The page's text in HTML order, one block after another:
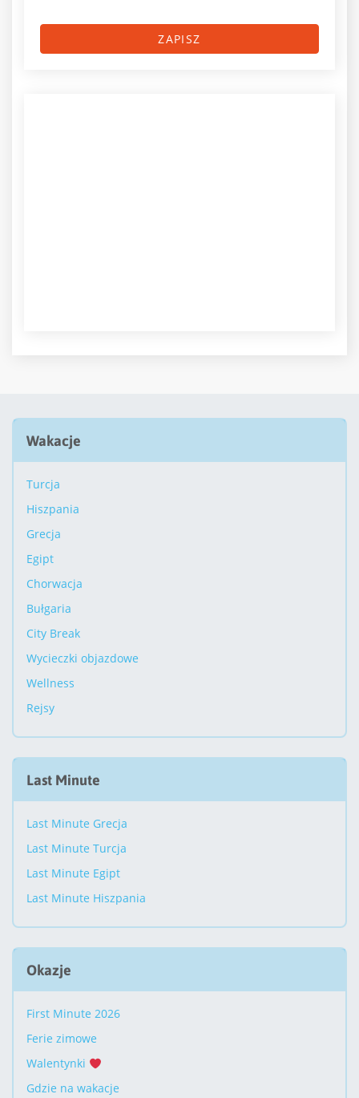
ZAPISZ
Wakacje
Turcja
Hiszpania
Grecja
Egipt
Chorwacja
Bułgaria
City Break
Wycieczki objazdowe
Wellness
Rejsy
Last Minute
Last Minute Grecja
Last Minute Turcja
Last Minute Egipt
Last Minute Hiszpania
Okazje
First Minute 2026
Ferie zimowe
Walentynki
Gdzie na wakacje